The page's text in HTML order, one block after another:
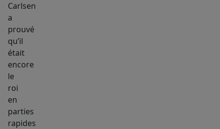
Carlsen
a
prouvé
qu’il
était
encore
le
roi
en
parties
rapides